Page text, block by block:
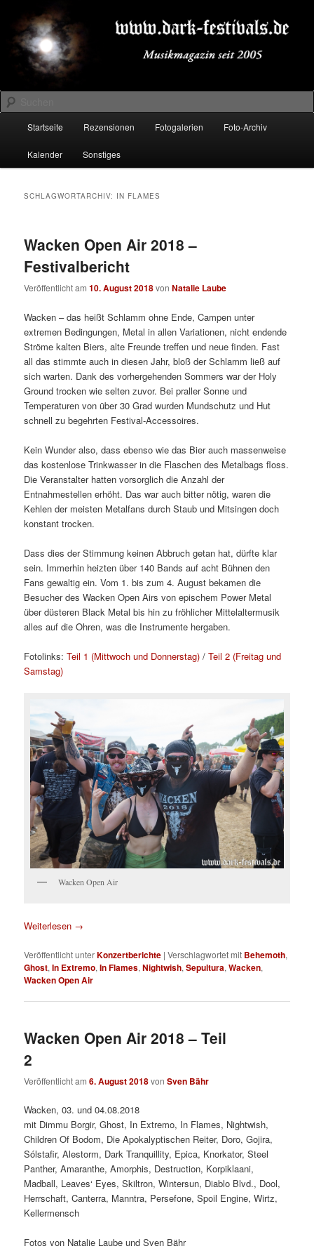
primären
Inhalt
springen
sekundären
Inhalt
springenDARK-FESTIVALS.DE
Suchen
Startseite Rezensionen Fotogalerien Foto-Archiv
Kalender Sonstiges
SCHLAGWORTARCHIV: IN FLAMES
Wacken Open Air 2018 –
Festivalbericht
Veröffentlicht am10. August 2018vonNatalie Laube
Wacken – das heißt Schlamm ohne Ende, Campen unter
extremen Bedingungen, Metal in allen Variationen, nicht endende
Ströme kalten Biers, alte Freunde treffen und neue finden. Fast
all das stimmte auch in diesen Jahr, bloß der Schlamm ließ auf
sich warten. Dank des vorhergehenden Sommers war der Holy
Ground trocken wie selten zuvor. Bei praller Sonne und
Temperaturen von über 30 Grad wurden Mundschutz und Hut
schnell zu begehrten Festival-Accessoires.
Kein Wunder also, dass ebenso wie das Bier auch massenweise
das kostenlose Trinkwasser in die Flaschen des Metalbags floss.
Die Veranstalter hatten vorsorglich die Anzahl der
Entnahmestellen erhöht. Das war auch bitter nötig, waren die
Kehlen der meisten Metalfans durch Staub und Mitsingen doch
konstant trocken.
Dass dies der Stimmung keinen Abbruch getan hat, dürfte klar
sein. Immerhin heizten über 140 Bands auf acht Bühnen den
Fans gewaltig ein. Vom 1. bis zum 4. August bekamen die
Besucher des Wacken Open Airs von epischem Power Metal
über düsteren Black Metal bis hin zu fröhlicher Mittelaltermusik
alles auf die Ohren, was die Instrumente hergaben.
Fotolinks:Teil 1 (Mittwoch und Donnerstag) /Teil 2 (Freitag und
Samstag)
Wacken Open Air
Weiterlesen →
Veröffentlicht unterKonzertberichte |Verschlagwortet mit Behemoth,
Ghost,In Extremo,In Flames,Nightwish,Sepultura,Wacken,
Wacken Open Air
Wacken Open Air 2018 – Teil
2
Veröffentlicht am6. August 2018vonSven Bähr
Wacken, 03. und 04.08.2018
mit Dimmu Borgir, Ghost, In Extremo, In Flames, Nightwish,
Children Of Bodom, Die Apokalyptischen Reiter, Doro, Gojira,
Sólstafir, Alestorm, Dark Tranquillity, Epica, Knorkator, Steel
Panther, Amaranthe, Amorphis, Destruction, Korpiklaani,
Madball, Leaves‘ Eyes, Skiltron, Wintersun, Diablo Blvd., Dool,
Herrschaft, Canterra, Manntra, Persefone, Spoil Engine, Wirtz,
Kellermensch
Fotos von Natalie Laube und Sven Bähr